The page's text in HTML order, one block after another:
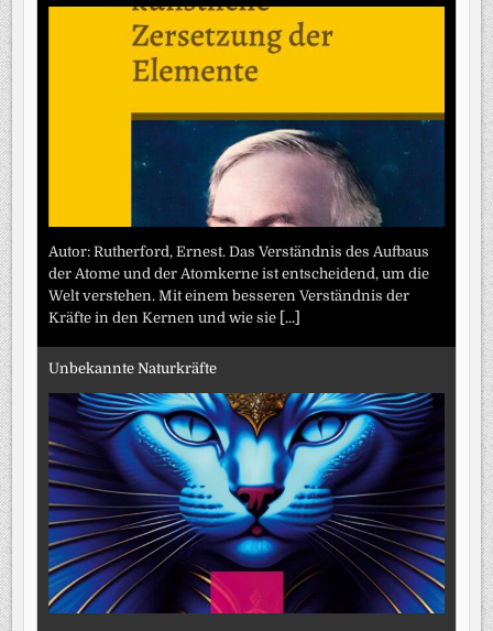
Autor: Rutherford, Ernest. Das Verständnis des Aufbaus
der Atome und der Atomkerne ist entscheidend, um die
Welt verstehen. Mit einem besseren Verständnis der
Kräfte in den Kernen und wie sie [...]
Unbekannte Naturkräfte